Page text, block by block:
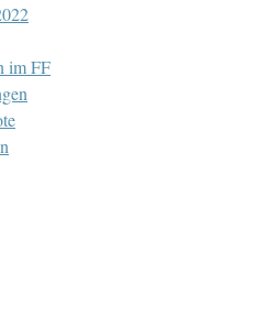
im FF